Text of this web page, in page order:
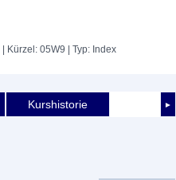
| Kürzel: 05W9 | Typ: Index
►
Kurshistorie